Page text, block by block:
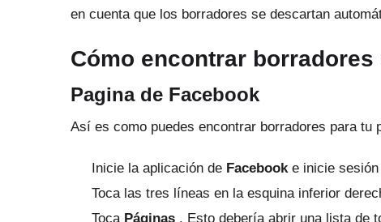
en cuenta que los borradores se descartan
Cómo encontrar
Pagina de Facebook
Así es como puedes encontrar borradores para tu
Inicie la aplicación de Facebooke inicie sesión
Toca las tres líneas en la esquina inferior
Toca Páginas . Esto debería abrir una lista de